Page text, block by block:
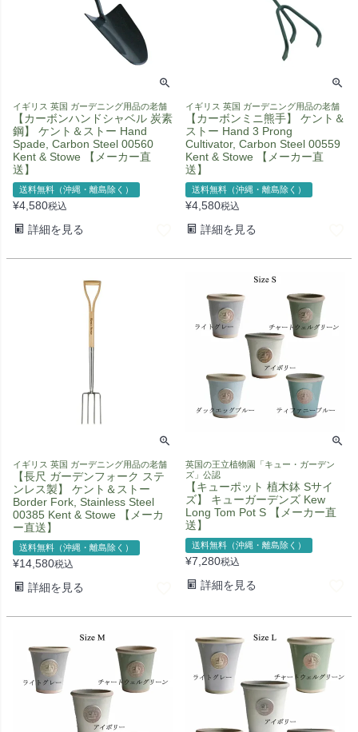
イギリス 英国 ガーデニング用品の老舗
【カーボンハンドシャベル 炭素
鋼】 ケント＆ストー Hand
Spade, Carbon Steel 00560
Kent & Stowe 【メーカー直
送】
送料無料（沖縄・離島除く）
¥4,580税込
詳細を見る
イギリス 英国 ガーデニング用品の老舗
【カーボンミニ熊手】 ケント＆
ストー Hand 3 Prong
Cultivator, Carbon Steel 00559
Kent & Stowe 【メーカー直
送】
送料無料（沖縄・離島除く）
¥4,580税込
詳細を見る
イギリス 英国 ガーデニング用品の老舗
【長尺 ガーデンフォーク ステ
ンレス製】 ケント＆ストー
Border Fork, Stainless Steel
00385 Kent & Stowe 【メーカ
ー直送】
送料無料（沖縄・離島除く）
¥14,580税込
詳細を見る
英国の王立植物園「キュー・ガーデン
ズ」公認
【キューポット 植木鉢 Sサイ
ズ】 キューガーデンズ Kew
Long Tom Pot S 【メーカー直
送】
送料無料（沖縄・離島除く）
¥7,280税込
詳細を見る